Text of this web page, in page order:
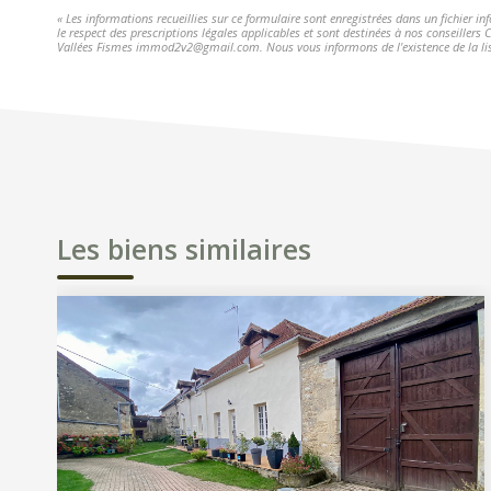
« Les informations recueillies sur ce formulaire sont enregistrées dans un fichier
le respect des prescriptions légales applicables et sont destinées à nos
Vallées Fismes immod2v2@gmail.com. Nous vous informons de l'existence de
Les biens similaires